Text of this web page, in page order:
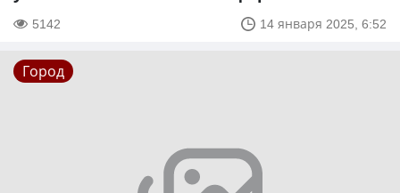
5142 14 января 2025, 6:52
Город